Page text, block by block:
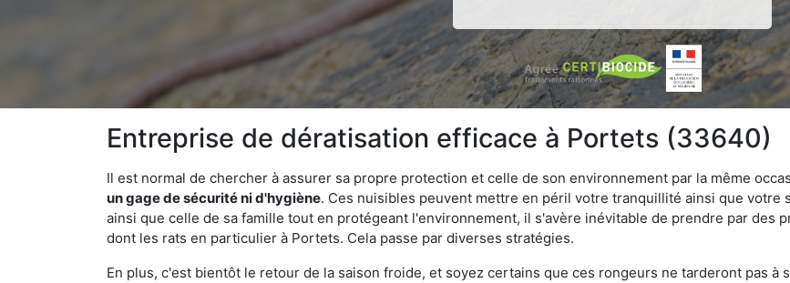
Entreprise de dératisation efficace à Portets (33640)
Il est normal de chercher à assurer sa propre protection et celle de son environnement par la même
un gage de sécurité ni d'hygiène. Ces nuisibles peuvent mettre en péril votre tranquillité ainsi que votre
ainsi que celle de sa famille tout en protégeant l'environnement, il s'avère inévitable de prendre par des
dont les rats en particulier à Portets. Cela passe par diverses stratégies.
En plus, c'est bientôt le retour de la saison froide, et soyez certains que ces rongeurs ne tarderont pas à